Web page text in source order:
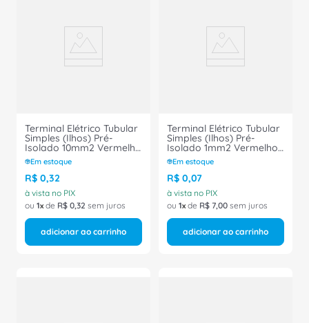
Terminal Elétrico Tubular
Simples (Ilhos) Pré-
Isolado 10mm2 Vermelho
H10/22D Conexel
Em estoque
R$ 0,32
à vista no PIX
ou 1 de R$ 0,32 sem juros
adicionar ao carrinho
Terminal Elétrico Tubular
Simples (Ilhos) Pré-
Isolado 1mm2 Vermelho
H1/14D Conexel
Em estoque
R$ 0,07
à vista no PIX
ou 1 de R$ 7,00 sem juros
adicionar ao carrinho